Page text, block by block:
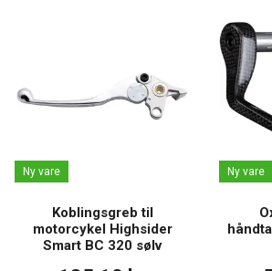
Ny vare
Koblingsgreb til
motorcykel Highsider
Smart BC 320 sølv
Ny vare